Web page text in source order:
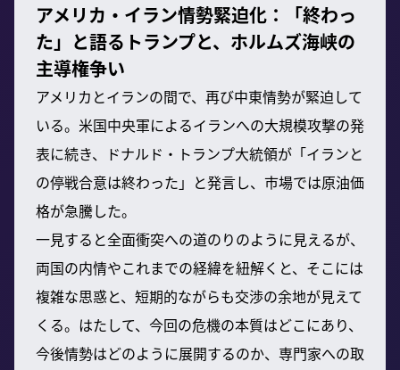
アメリカ・イラン情勢緊迫化：「終わっ
た」と語るトランプと、ホルムズ海峡の
主導権争い
アメリカとイランの間で、再び中東情勢が緊迫して
いる。米国中央軍によるイランへの大規模攻撃の発
表に続き、ドナルド・トランプ大統領が「イランと
の停戦合意は終わった」と発言し、市場では原油価
格が急騰した。
一見すると全面衝突への道のりのように見えるが、
両国の内情やこれまでの経緯を紐解くと、そこには
複雑な思惑と、短期的ながらも交渉の余地が見えて
くる。はたして、今回の危機の本質はどこにあり、
今後情勢はどのように展開するのか、専門家への取